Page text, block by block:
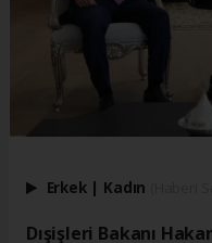
Erkek | Kadın
Dışişleri Bakanı